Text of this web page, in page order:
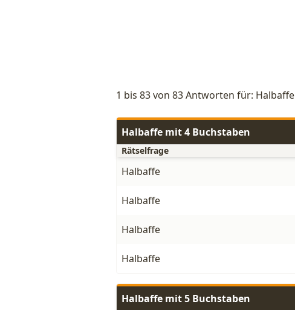
1 bis 83 von 83 Antworten für: Halbaffe
Halbaffe mit 4 Buchstaben
Rätselfrage
Halbaffe
Halbaffe
Halbaffe
Halbaffe
Halbaffe mit 5 Buchstaben